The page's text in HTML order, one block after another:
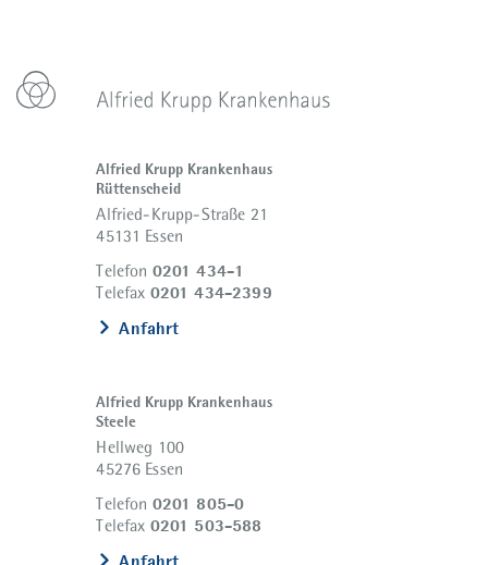
Alfried Krupp Krankenhaus
Rüttenscheid
Alfried-Krupp-Straße 21
45131 Essen
Telefon 0201 434-1
Telefax 0201 434-2399
Anfahrt
Alfried Krupp Krankenhaus
Steele
Hellweg 100
45276 Essen
Telefon 0201 805-0
Telefax 0201 503-588